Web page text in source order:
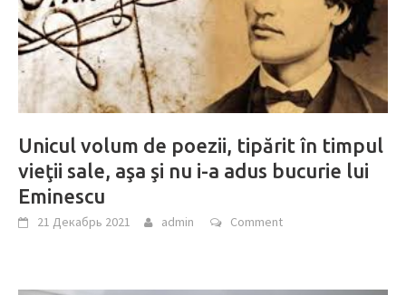
Unicul volum de poezii, tipărit în timpul
vieţii sale, aşa şi nu i-a adus bucurie lui
Eminescu
21 Декабрь 2021 admin Comment